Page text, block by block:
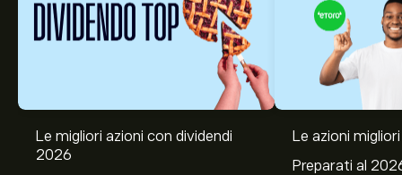
Le migliori azioni con dividendi
2026
Le azioni
Preparati al